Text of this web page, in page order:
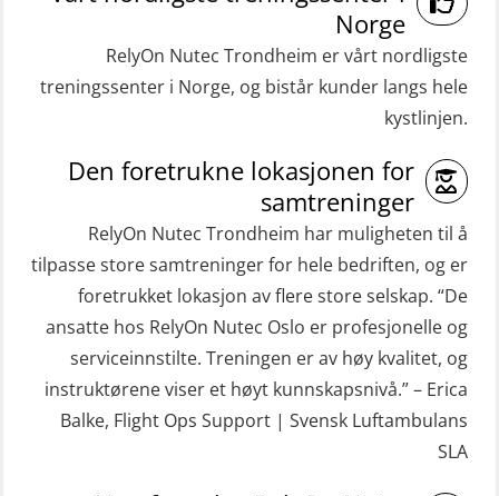
(RBSBLE009)
Gass kurs H2S (OSP105)
Grunnleggende sikkerhetskurs –
beredskapspersonell med E-læring
HLO/MOB/Søk- og Redningslag
kombinasjon – repetisjon (OSC1162)
HLO/Søk & Redningslag kombinasjon
– repetisjon (OSC1161)
Helikopterevakuering inkl.
Pustelunge (OSE1251)
Helikopterevakuering med HABD,
ROC sertifikat grunnleggende
ROC sertifikat repetisjon (GMDSS)
(ORC103)
STCW Grunnkurs Redningsfarkoster
(MBSBLE022)
STCW Hurtiggående mann over bord
båt (HMOB) (MSE100)
STCW Hurtiggående mann over bord
båt (HMOB) oppdatering (MSE1001)
STCW Livbåtfører redningsfarkoster
Norge
RelyOn Nutec Trondheim er vårt nordligste
treningssenter i Norge, og bistår kunder langs hele
kystlinjen.
Den foretrukne lokasjonen for
samtreninger
RelyOn Nutec Trondheim har muligheten til å
tilpasse store samtreninger for hele bedriften, og er
foretrukket lokasjon av flere store selskap. “De
ansatte hos RelyOn Nutec Oslo er profesjonelle og
serviceinnstilte. Treningen er av høy kvalitet, og
instruktørene viser et høyt kunnskapsnivå.” – Erica
Balke, Flight Ops Support | Svensk Luftambulans
SLA